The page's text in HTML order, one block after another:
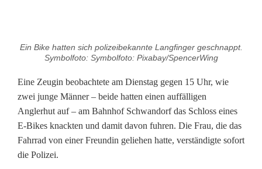
g
l
e
r
Ein Bike hatten sich polizeibekannte Langfinger geschnappt.
Symbolfoto: Symbolfoto: Pixabay/SpencerWing
Eine Zeugin beobachtete am Dienstag gegen 15 Uhr, wie
zwei junge Männer – beide hatten einen auffälligen
Anglerhut auf – am Bahnhof Schwandorf das Schloss eines
E-Bikes knackten und damit davon fuhren. Die Frau, die das
Fahrrad von einer Freundin geliehen hatte, verständigte sofort
die Polizei.